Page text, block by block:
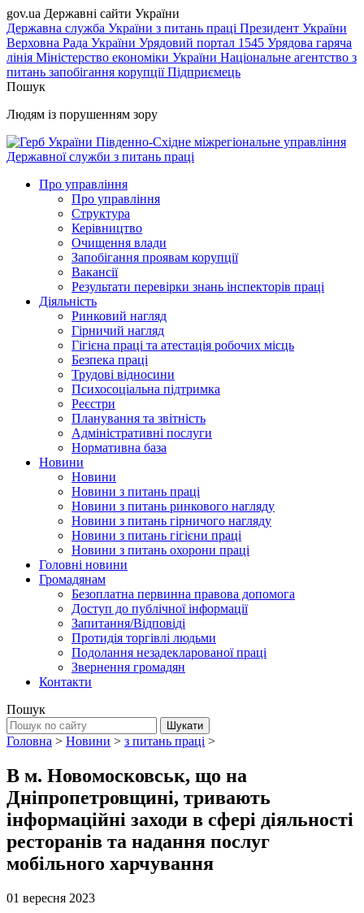
gov.ua Державні сайти України
Державна служба України з питань праці Президент України
Верховна Рада України Урядовий портал 1545 Урядова гаряча
лінія Міністерство економіки України Національне агентство з
питань запобігання корупціїПідприємець
Пошук
Людям із порушенням зору
Південно-Східне міжрегіональне управління
Державної служби з питань праці
Про управління
Про управління
Структура
Керівництво
Очищення влади
Запобігання проявам корупції
Вакансії
Результати перевірки знань інспекторів праці
Діяльність
Ринковий нагляд
Гірничий нагляд
Гігієна праці та атестація робочих місць
Безпека праці
Трудові відносини
Психосоціальна підтримка
Реєстри
Планування та звітність
Адміністративні послуги
Нормативна база
Новини
Новини
Новини з питань праці
Новини з питань ринкового нагляду
Новини з питань гірничого нагляду
Новини з питань гігієни праці
Новини з питань охорони праці
Головні новини
Громадянам
Безоплатна первинна правова допомога
Доступ до публічної інформації
Запитання/Відповіді
Протидія торгівлі людьми
Подолання незадекларованої праці
Звернення громадян
Контакти
Пошук
Головна > Новини > з питань праці >
В м. Новомосковськ, що на
Дніпропетровщині, тривають
інформаційні заходи в сфері діяльності
ресторанів та надання послуг
мобільного харчування
01 вересня 2023